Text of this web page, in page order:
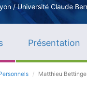
/ Université Claude
Présentation
Matthieu